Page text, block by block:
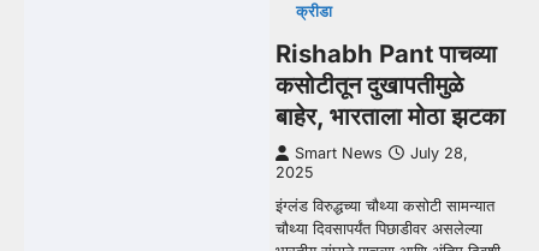
क्रीडा
Rishabh Pant पाचव्या
कसोटीतून दुखापतीमुळे
बाहेर, भारताला मोठा झटका
Smart News
July 28,
2025
इंग्लंड विरुद्धच्या चौथ्या कसोटी सामन्यात
चौथ्या दिवसापर्यंत पिछाडीवर असलेल्या